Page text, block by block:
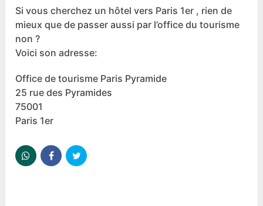
Si vous cherchez un hôtel vers Paris 1er , rien de
mieux que de passer aussi par l’office du tourisme
non ?
Voici son adresse:
Office de tourisme Paris Pyramide
25 rue des Pyramides
75001
Paris 1er